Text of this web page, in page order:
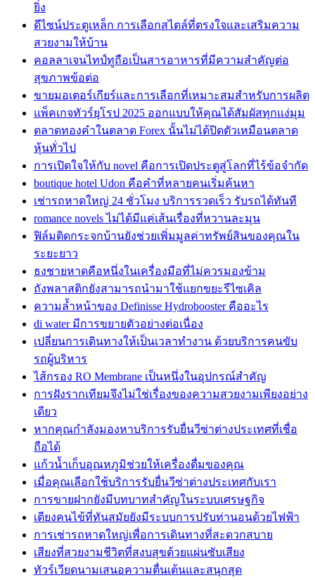
ยิ่ง
ดีไซน์ประตูเหล็ก การเลือกสไตล์ที่ตรงใจและเสริมความ
สวยงามให้บ้าน
คอลลาเจนไทป์ทูถือเป็นสารอาหารที่มีความสำคัญต่อ
สุขภาพข้อต่อ
ขายมอเตอร์เกียร์และการเลือกที่เหมาะสมสำหรับการผลิต
แพ็คเกจทัวร์ยุโรป 2025 ออกแบบให้คุณได้สัมผัสทุกแง่มุม
ตลาดทองคำในตลาด Forex นั้นไม่ได้ปิดตัวเหมือนตลาด
หุ้นทั่วไป
การเปิดใจให้กับ novel คือการเปิดประตูสู่โลกที่ไร้ข้อจำกัด
boutique hotel Udon คือคำที่หลายคนเริ่มค้นหา
เช่ารถหาดใหญ่ 24 ชั่วโมง บริการรวดเร็ว รับรถได้ทันที
romance novels ไม่ได้มีแค่เส้นเรื่องที่หวานละมุน
ฟิล์มติดกระจกบ้านยังช่วยเพิ่มมูลค่าทรัพย์สินของคุณใน
ระยะยาว
ธงชายหาดคือหนึ่งในเครื่องมือที่ไม่ควรมองข้าม
ถังพลาสติกยังสามารถนำมาใช้แยกขยะรีไซเคิล
ความล้ำหน้าของ Definisse Hydrobooster คืออะไร
di water มีการขยายตัวอย่างต่อเนื่อง
เปลี่ยนการเดินทางให้เป็นเวลาทำงาน ด้วยบริการคนขับ
รถผู้บริหาร
ไส้กรอง RO Membrane เป็นหนึ่งในอุปกรณ์สำคัญ
การฝังรากเทียมจึงไม่ใช่เรื่องของความสวยงามเพียงอย่าง
เดียว
หากคุณกำลังมองหาบริการรับยื่นวีซ่าต่างประเทศที่เชื่อ
ถือได้
แก้วน้ำเก็บอุณหภูมิช่วยให้เครื่องดื่มของคุณ
เมื่อคุณเลือกใช้บริการรับยื่นวีซ่าต่างประเทศกับเรา
การขายฝากยังมีบทบาทสำคัญในระบบเศรษฐกิจ
เตียงคนไข้ที่ทันสมัยยังมีระบบการปรับท่านอนด้วยไฟฟ้า
การเช่ารถหาดใหญ่เพื่อการเดินทางที่สะดวกสบาย
เสียงที่สวยงามชีวิตที่สงบสุขด้วยแผ่นซับเสียง
ทัวร์เวียดนามเสนอความตื่นเต้นและสนุกสุด